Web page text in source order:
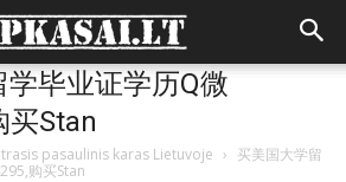
毕业证学历Q微
买Stan
pasaulinis karas Lietuvoje › 买美国大学留
购买Stan